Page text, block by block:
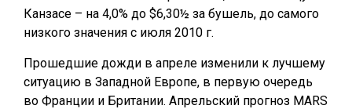
Канзасе – на 4,0% до $6,30½ за бушель, до самого
низкого значения с июля 2010 г.
Прошедшие дожди в апреле изменили к лучшему
ситуацию в Западной Европе, в первую очередь
во Франции и Британии. Апрельский прогноз MARS